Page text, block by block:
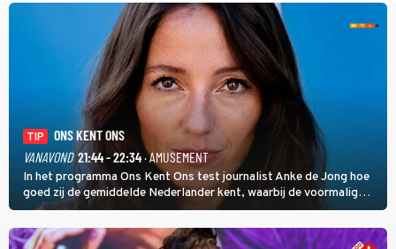
TIP
ONS KENT ONS
VANAVOND 21:44 - 22:34· AMUSEMENT
In het programma Ons Kent Ons test journalist Anke de Jong hoe
goed zij de gemiddelde Nederlander kent, waarbij de voormalig
hoofdredacteur van modebladen Glamour en Elle het samen met
rapper Keizer opneemt tegen Edson da Graça en Marc-Marie
Huijbregts.